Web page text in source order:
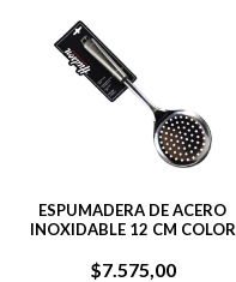
ESPUMADERA DE ACERO
INOXIDABLE 12 CM COLOR
$7.575,00